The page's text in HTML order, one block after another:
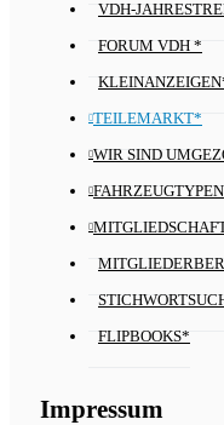
VDH-
FORUM VDH *
TEILEMARKT*
WIR SIND
FAHRZEUGTYPEN
FLIPBOOKS*
Impressum